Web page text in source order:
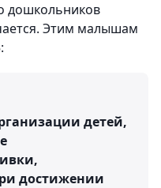
дошкольников
Этим малышам
детей,
достижении